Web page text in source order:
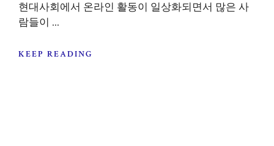
현대사회에서 온라인 활동이 일상화되면서 많은 사
람들이 ...
KEEP READING